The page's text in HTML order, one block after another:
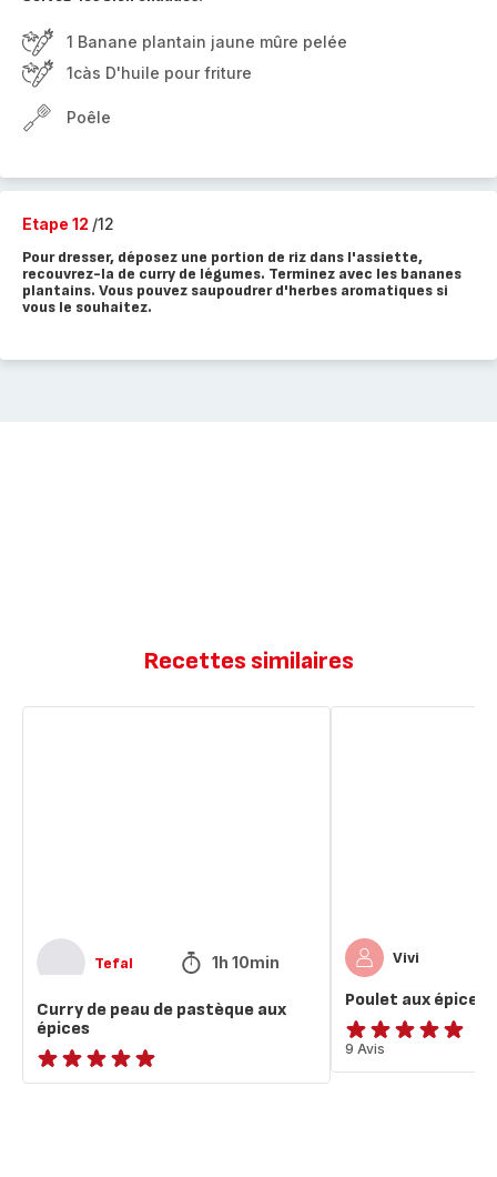
1 Banane plantain jaune mûre pelée
1càs D'huile pour friture
Poêle
Etape 12 /12
Pour dresser, déposez une portion de riz dans l'assiette,
recouvrez-la de curry de légumes. Terminez avec les bananes
plantains. Vous pouvez saupoudrer d'herbes aromatiques si
vous le souhaitez.
Recettes similaires
Tefal 1h 10min
Curry de peau de pastèque aux
épices
ratings.NaN
Vivi
Poulet aux épices
Avis
5
9 Avis